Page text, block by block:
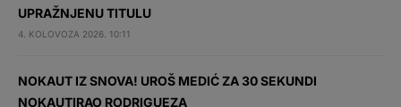
UPRAŽNJENU TITULU
4. KOLOVOZA 2026. 10:11
NOKAUT IZ SNOVA! UROŠ MEDIĆ ZA 30 SEKUNDI
NOKAUTIRAO RODRIGUEZA